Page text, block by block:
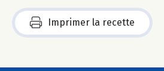
Imprimer la recette